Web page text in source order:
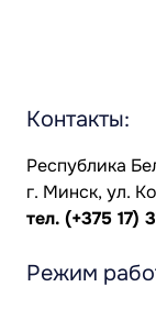
Контакты:
Республика
г. Минск, ул.
тел. (+375 17)
Режим